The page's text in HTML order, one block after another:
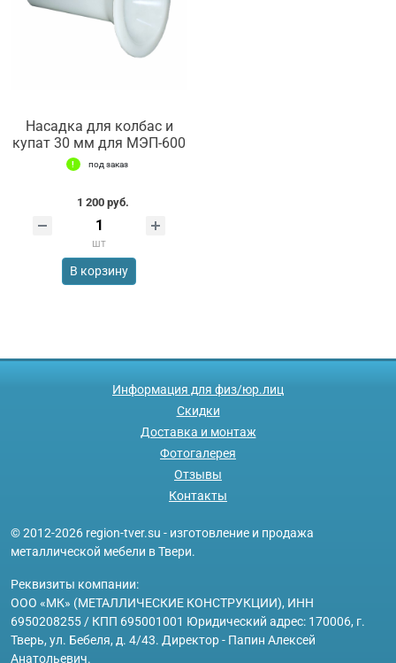
Насадка для колбас и
купат 30 мм для МЭП-600
под заказ
1 200 руб.
шт
В корзину
Информация для физ/юр.лиц
Скидки
Доставка и монтаж
Фотогалерея
Отзывы
Контакты
© 2012-2026 region-tver.su - изготовление и продажа
металлической мебели в Твери.
Реквизиты компании:
ООО «МК» (МЕТАЛЛИЧЕСКИЕ КОНСТРУКЦИИ), ИНН
6950208255 / КПП 695001001 Юридический адрес: 170006, г.
Тверь, ул. Бебеля, д. 4/43. Директор - Папин Алексей
Анатольевич.